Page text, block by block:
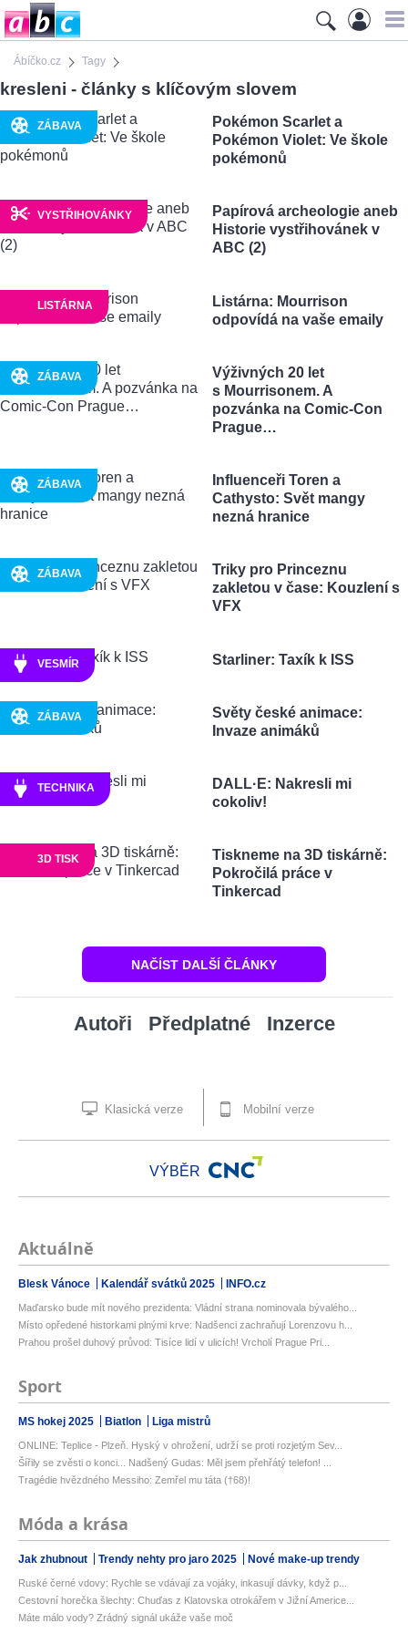
Ábíčko.cz Tagy
kresleni - články s klíčovým slovem
ZÁBAVA
Pokémon Scarlet a
Pokémon Violet: Ve škole
pokémonů
VYSTŘIHOVÁNKY
Papírová archeologie aneb
Historie vystřihovánek v
ABC (2)
LISTÁRNA
Listárna: Mourrison
odpovídá na vaše emaily
ZÁBAVA
Výživných 20 let
s Mourrisonem. A
pozvánka na Comic-Con
Prague…
ZÁBAVA
Influenceři Toren a
Cathysto: Svět mangy
nezná hranice
ZÁBAVA
Triky pro Princeznu
zakletou v čase: Kouzlení s
VFX
VESMÍR Starliner: Taxík k ISS
ZÁBAVA
Světy české animace:
Invaze animáků
TECHNIKA
DALL·E: Nakresli mi
cokoliv!
3D TISK
Tiskneme na 3D tiskárně:
Pokročilá práce v
Tinkercad
NAČÍST DALŠÍ ČLÁNKY
Autoři Předplatné Inzerce
Klasická verze Mobilní verze
VÝBĚR
Aktuálně
Blesk Vánoce Kalendář svátků 2025 INFO.cz
Maďarsko bude mít nového prezidenta: Vládní strana nominovala bývalého...
Místo opředené historkami plnými krve: Nadšenci zachraňují Lorenzovu h...
Prahou prošel duhový průvod: Tisíce lidí v ulicích! Vrcholí Prague Pri...
Sport
MS hokej 2025 Biatlon Liga mistrů
ONLINE: Teplice - Plzeň. Hyský v ohrožení, udrží se proti rozjetým Sev...
Šířily se zvěsti o konci... Nadšený Gudas: Měl jsem přehřátý telefon! ...
Tragédie hvězdného Messiho: Zemřel mu táta (†68)!
Móda a krása
Jak zhubnout Trendy nehty pro jaro 2025 Nové make-up trendy
Ruské černé vdovy: Rychle se vdávají za vojáky, inkasují dávky, když p...
Cestovní horečka šlechty: Chuďas z Klatovska otrokářem v Jižní Americe...
Máte málo vody? Zrádný signál ukáže vaše moč